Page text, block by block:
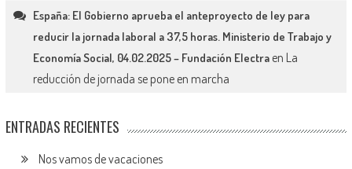
España: El Gobierno aprueba el anteproyecto de ley para
reducir la jornada laboral a 37,5 horas. Ministerio de Trabajo y
Economía Social, 04.02.2025 – Fundación Electraen La
reducción de jornada se pone en marcha
ENTRADAS RECIENTES
Nos vamos de vacaciones